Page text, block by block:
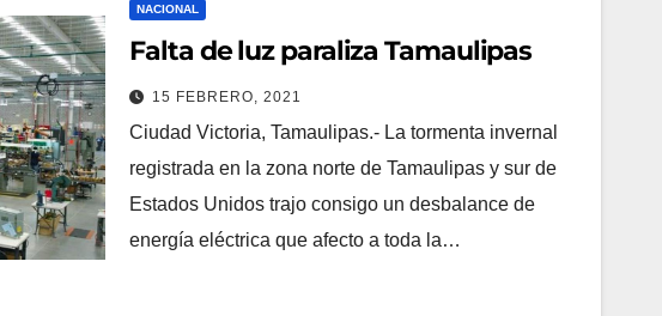
NACIONAL
Falta de luz paraliza Tamaulipas
15 FEBRERO, 2021
Ciudad Victoria, Tamaulipas.- La tormenta invernal
registrada en la zona norte de Tamaulipas y sur de
Estados Unidos trajo consigo un desbalance de
energía eléctrica que afecto a toda la…